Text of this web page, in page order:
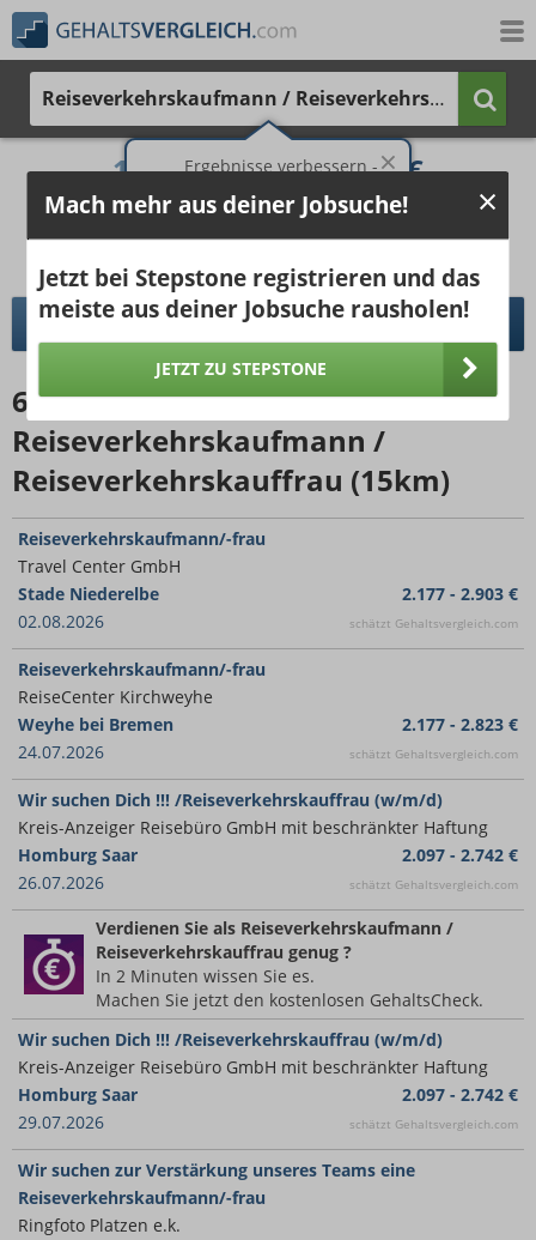
Ergebnisse verbessern -
jetzt Ort hinzufügen!
Ort hinzufügen
Reiseverkehrskaufmann / Reiseverkehrskauffrau
1.986 € 2.812 €
25% 50%
Bruttogehalt bei 40 Wochenstunden.
pro Jahr pro Monat
DETAILLIERTER GEHALTSVERGLEICH
69Jobangebotefür
Reiseverkehrskaufmann /
Reiseverkehrskauffrau (15km)
Reiseverkehrskaufmann/-frau
Travel Center GmbH
Stade Niederelbe
02.08.2026
2.177 - 2.903 €
schätzt Gehaltsvergleich.com
Reiseverkehrskaufmann/-frau
ReiseCenter Kirchweyhe
Weyhe bei Bremen
24.07.2026
2.177 - 2.823 €
schätzt Gehaltsvergleich.com
Wir suchen Dich !!! /Reiseverkehrskauffrau (w/m/d)
Kreis-Anzeiger Reisebüro GmbH mit beschränkter Haftung
Homburg Saar
26.07.2026
2.097 - 2.742 €
schätzt Gehaltsvergleich.com
Verdienen Sie als Reiseverkehrskaufmann /
Reiseverkehrskauffrau genug ?
In 2 Minuten wissen Sie es.
Machen Sie jetzt den kostenlosen GehaltsCheck.
Wir suchen Dich !!! /Reiseverkehrskauffrau (w/m/d)
Kreis-Anzeiger Reisebüro GmbH mit beschränkter Haftung
Homburg Saar
29.07.2026
2.097 - 2.742 €
schätzt Gehaltsvergleich.com
Wir suchen zur Verstärkung unseres Teams eine
Reiseverkehrskaufmann/-frau
Ringfoto Platzen e.k.
Mach mehr aus deiner Jobsuche!
Jetzt bei Stepstone registrieren und das
meiste aus deiner Jobsuche rausholen!
JETZT ZU STEPSTONE